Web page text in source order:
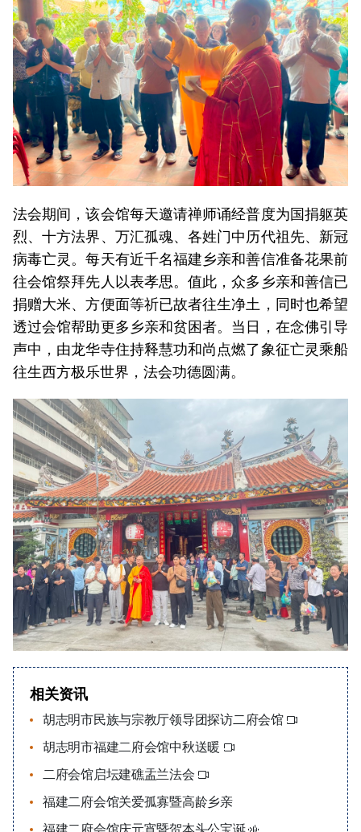
法会期间，该会馆每天邀请禅师诵经普度为国捐躯英
烈、十方法界、万汇孤魂、各姓门中历代祖先、新冠
病毒亡灵。每天有近千名福建乡亲和善信准备花果前
往会馆祭拜先人以表孝思。值此，众多乡亲和善信已
捐赠大米、方便面等祈已故者往生净土，同时也希望
透过会馆帮助更多乡亲和贫困者。当日，在念佛引导
声中，由龙华寺住持释慧功和尚点燃了象征亡灵乘船
往生西方极乐世界，法会功德圆满。
相关资讯
胡志明市民族与宗教厅领导团探访二府会馆
胡志明市福建二府会馆中秋送暖
二府会馆启坛建礁盂兰法会
福建二府会馆关爱孤寡暨高龄乡亲